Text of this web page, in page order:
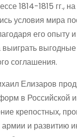
1814-1815 гг.,
условия мира
его опыту
выиграть
соглашения.
Елизаров
в Российской
крепостных,
и развитию